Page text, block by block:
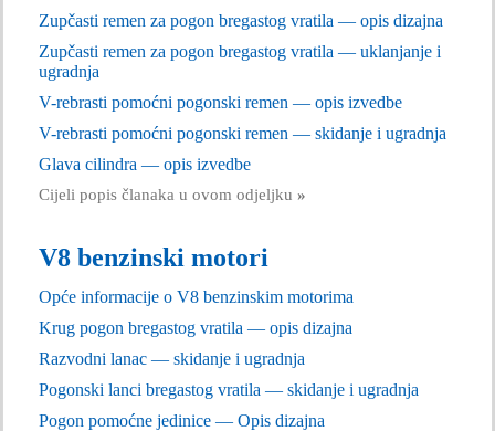
Zupčasti remen za pogon bregastog vratila — opis dizajna
Zupčasti remen za pogon bregastog vratila — uklanjanje i
ugradnja
V-rebrasti pomoćni pogonski remen — opis izvedbe
V-rebrasti pomoćni pogonski remen — skidanje i ugradnja
Glava cilindra — opis izvedbe
Cijeli popis članaka u ovom odjeljku »
V8 benzinski motori
Opće informacije o V8 benzinskim motorima
Krug pogon bregastog vratila — opis dizajna
Razvodni lanac — skidanje i ugradnja
Pogonski lanci bregastog vratila — skidanje i ugradnja
Pogon pomoćne jedinice — Opis dizajna